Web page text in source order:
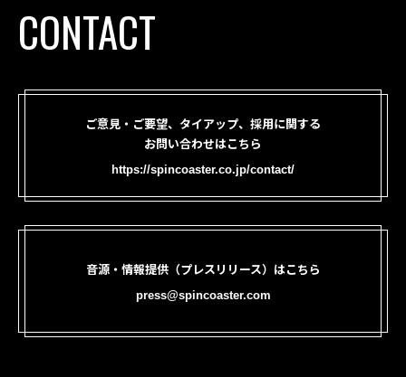
CONTACT
ご意見・ご要望、タイアップ、採用に関する
お問い合わせはこちら
https://spincoaster.co.jp/contact/
音源・情報提供（プレスリリース）はこちら
press@spincoaster.com